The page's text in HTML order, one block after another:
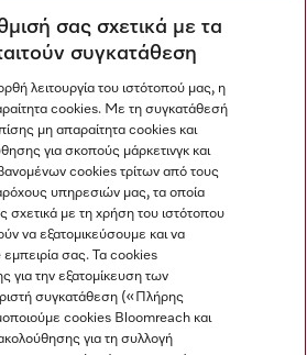
Center
Youtube
σας σχετικά με τα
συγκατάθεση
λειτουργία του ιστότοπού μας, η
cookies. Με τη συγκατάθεσή
μη απαραίτητα cookies και
για σκοπούς μάρκετινγκ και
cookies τρίτων από τους
υπηρεσιών μας, τα οποία
σχετικά με τη χρήση του ιστότοπου
να εξατομικεύσουμε και να
σας. Τα cookies
για την εξατομίκευση των
συγκατάθεση («Πλήρης
cookies Bloomreach και
για τη συλλογή